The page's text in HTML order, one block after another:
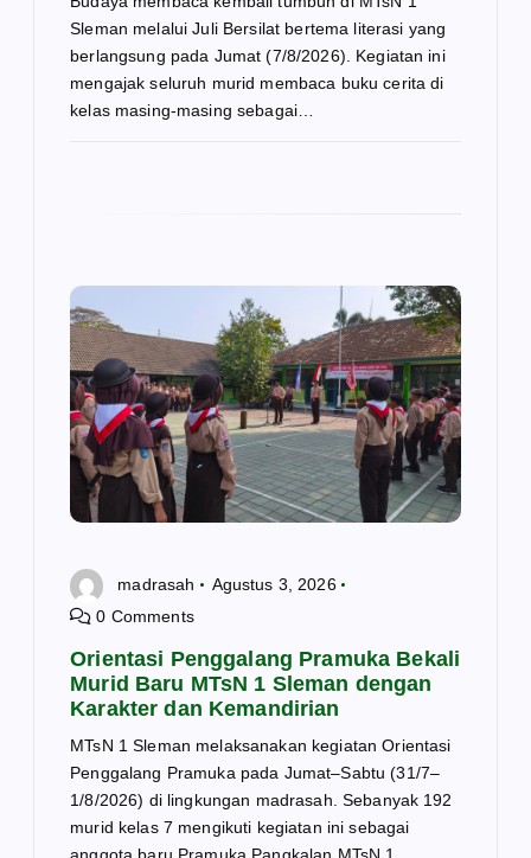
Sleman melalui Juli Bersilat bertema literasi yang
berlangsung pada Jumat (7/8/2026). Kegiatan ini
mengajak seluruh murid membaca buku cerita di
kelas masing-masing sebagai…
madrasah
Agustus 3, 2026
0 Comments
Orientasi Penggalang Pramuka Bekali
Murid Baru MTsN 1 Sleman dengan
Karakter dan Kemandirian
MTsN 1 Sleman melaksanakan kegiatan Orientasi
Penggalang Pramuka pada Jumat–Sabtu (31/7–
1/8/2026) di lingkungan madrasah. Sebanyak 192
murid kelas 7 mengikuti kegiatan ini sebagai
anggota baru Pramuka Pangkalan MTsN 1